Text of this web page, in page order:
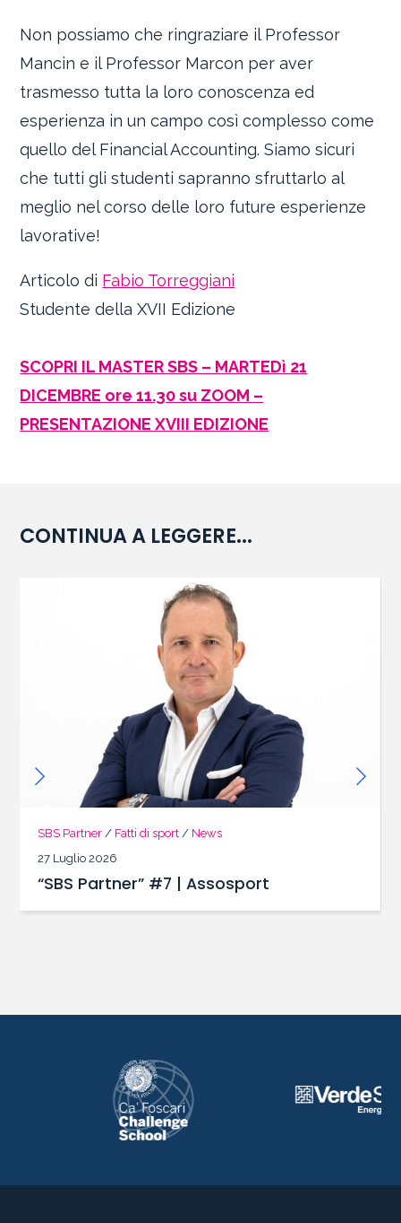
Non possiamo che ringraziare il Professor
Mancin e il Professor Marcon per aver
trasmesso tutta la loro conoscenza ed
esperienza in un campo così complesso come
quello del Financial Accounting. Siamo sicuri
che tutti gli studenti sapranno sfruttarlo al
meglio nel corso delle loro future esperienze
lavorative!
Articolo di Fabio Torreggiani
Studente della XVII Edizione
SCOPRI IL MASTER SBS – MARTEDì 21
DICEMBRE ore 11.30 su ZOOM –
PRESENTAZIONE XVIII EDIZIONE
CONTINUA A LEGGERE...
SBS Partner / Fatti di sport / News
27 Luglio 2026
“SBS Partner” #7 | Assosport